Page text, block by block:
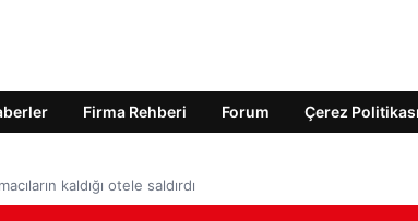
Firma Rehberi Forum Çerez Politikası
kaldığı otele saldırdı